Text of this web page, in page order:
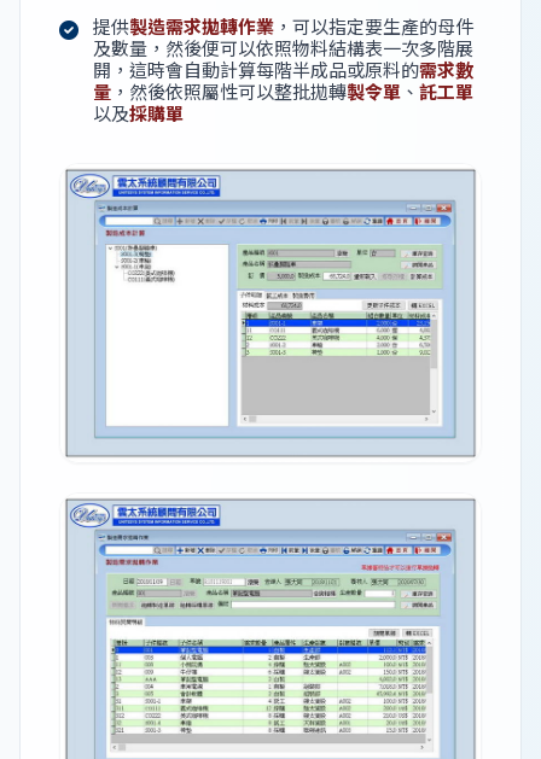
提供製造需求拋轉作業 ，可以指定要生產的母件
及數量，然後便可以依照物料結構表一次多階展
開，這時會自動計算每階半成品或原料的需求數
量 ，然後依照屬性可以整批拋轉製令單 、 託工單
以及採購單